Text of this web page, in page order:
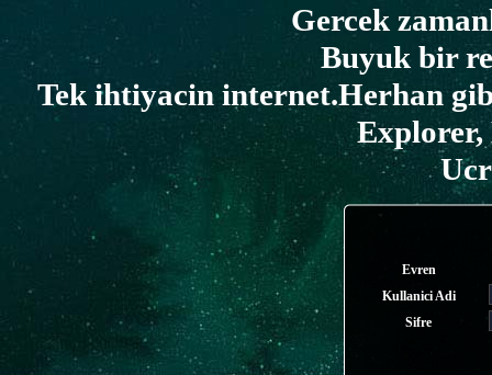
Gercek
Buyuk bir
Tek ihtiyacin internet.Herhan
Explorer,
Evren
Kullanici Adi
Sifre